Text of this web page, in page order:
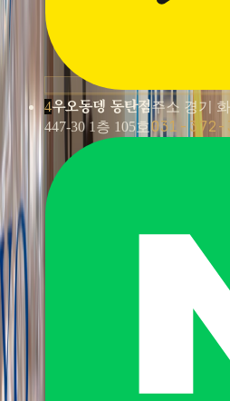
4우오동뎅 동탄점주소 경기
447-30 1층 105호031-372-